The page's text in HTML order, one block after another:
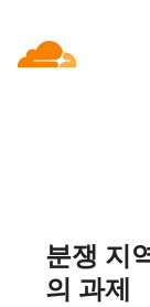
분쟁 지
의 과제